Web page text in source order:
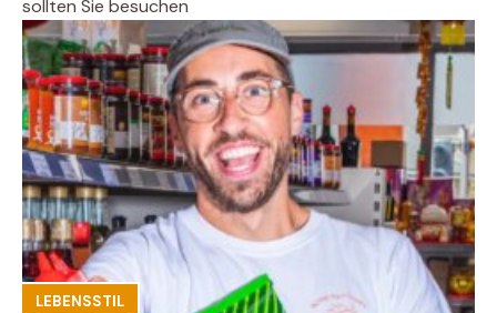
sollten Sie besuchen
LEBENSSTIL